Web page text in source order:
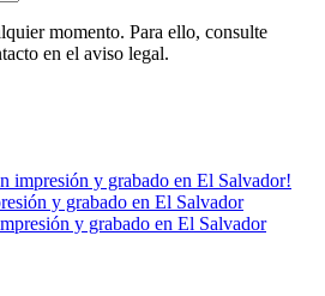
momento. Para ello, consulte
en el aviso legal.
impresión y grabado en El Salvador!
y grabado en El Salvador
y grabado en El Salvador